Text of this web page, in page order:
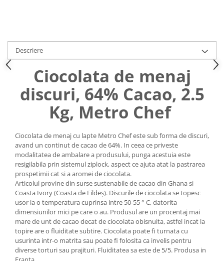
incaltaminte
Cosuri de gunoi
Carucioare pentru cumparaturi
Baterii, acumulatori si
incarcatoare
Descriere
Ciocolata de menaj
discuri, 64% Cacao, 2.5
Kg, Metro Chef
Ciocolata de menaj cu lapte Metro Chef este sub forma de discuri,
avand un continut de cacao de 64%. In ceea ce priveste
modalitatea de ambalare a produsului, punga acestuia este
resigilabila prin sistemul ziplock, aspect ce ajuta atat la pastrarea
prospetimii cat si a aromei de ciocolata.
Articolul provine din surse sustenabile de cacao din Ghana si
Coasta Ivory (Coasta de Fildeș). Discurile de ciocolata se topesc
usor la o temperatura cuprinsa intre 50-55 ° C, datorita
dimensiunilor mici pe care o au. Produsul are un procentaj mai
mare de unt de cacao decat de ciocolata obisnuita, astfel incat la
topire are o fluiditate subtire. Ciocolata poate fi turnata cu
usurinta intr-o matrita sau poate fi folosita ca invelis pentru
diverse torturi sau prajituri. Fluiditatea sa este de 5/5. Produsa in